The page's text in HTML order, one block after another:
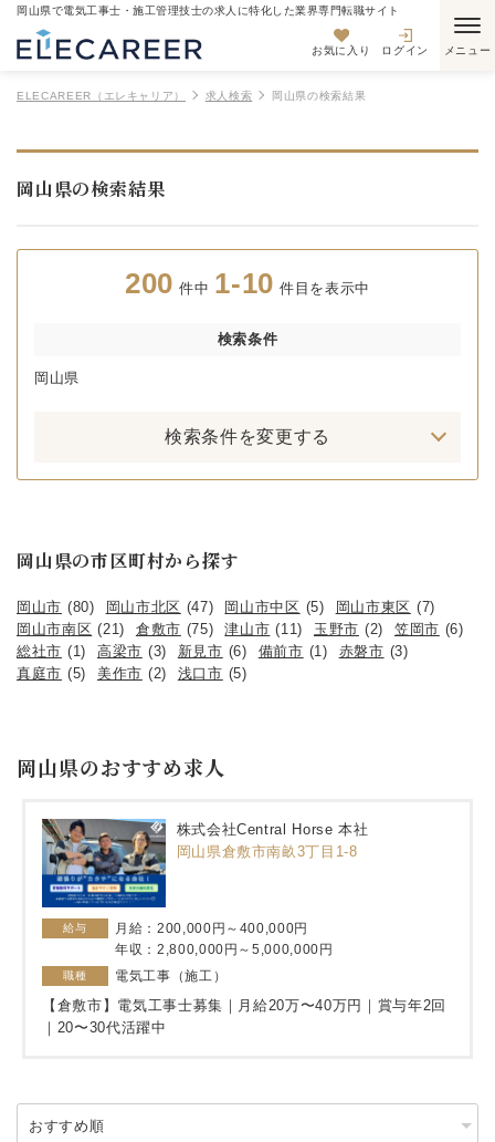
岡山県で電気工事士・施工管理技士の求人に特化した業界専門転職サイト
お気に入り ログイン
ELECAREER（エレキャリア） 求人検索 岡山県の検索結果
岡山県の検索結果
200 件中 1-10 件目を表示中
検索条件
岡山県
検索条件を変更する
岡山県の市区町村から探す
岡山市 (80) 岡山市北区 (47) 岡山市中区 (5) 岡山市東区 (7)
岡山市南区 (21) 倉敷市 (75) 津山市 (11) 玉野市 (2) 笠岡市 (6)
総社市 (1) 高梁市 (3) 新見市 (6) 備前市 (1) 赤磐市 (3)
真庭市 (5) 美作市 (2) 浅口市 (5)
岡山県のおすすめ求人
株式会社Central Horse 本社
岡山県倉敷市南畝3丁目1-8
給与
月給：200,000円～400,000円
年収：2,800,000円～5,000,000円
職種 電気工事（施工）
【倉敷市】電気工事士募集｜月給20万〜40万円｜賞与年2回
｜20〜30代活躍中